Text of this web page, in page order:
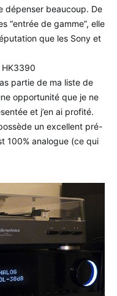
dépenser beaucoup. De
“entrée de gamme”, elle
que les Sony et
HK3390
partie de ma liste de
opportunité que je ne
et j’en ai profité.
un excellent pré-
100% analogue (ce qui